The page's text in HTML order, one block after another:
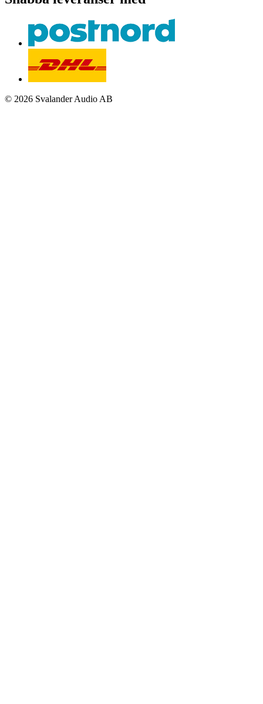
© 2026 Svalander Audio AB